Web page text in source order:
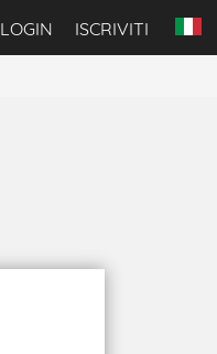
ISCRIVITI
LOGIN